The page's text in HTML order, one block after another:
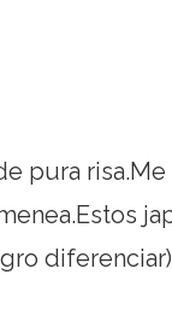
pura risa.Me